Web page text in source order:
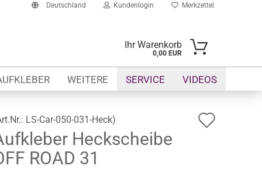
Deutschland Kundenlogin
Mail
erstellen
Merkzettel
Ihr Warenkorb
0,00 EUR
SERVICE VIDEOS
WEITERE
LS-Car-050-031-Heck)
Heckscheibe
ROAD 31